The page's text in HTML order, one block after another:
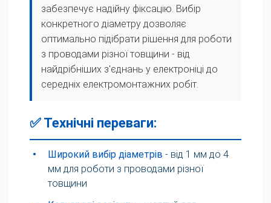
забезпечує надійну фіксацію. Вибір
конкретного діаметру дозволяє
оптимально підібрати рішення для роботи
з проводами різної товщини - від
найдрібніших з'єднань у електроніці до
середніх електромонтажних робіт.
✅ Технічні переваги:
• Широкий вибір діаметрів - від 1 мм до 4
мм для роботи з проводами різної
товщини